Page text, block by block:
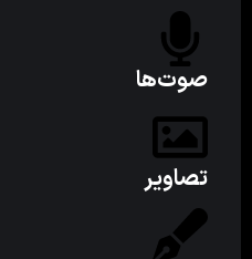
صوت‌ها
تصاویر